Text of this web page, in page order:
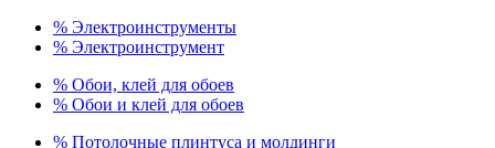
% Электроинструменты
% Электроинструмент
% Обои, клей для обоев
% Обои и клей для обоев
% Потолочные плинтуса и молдинги